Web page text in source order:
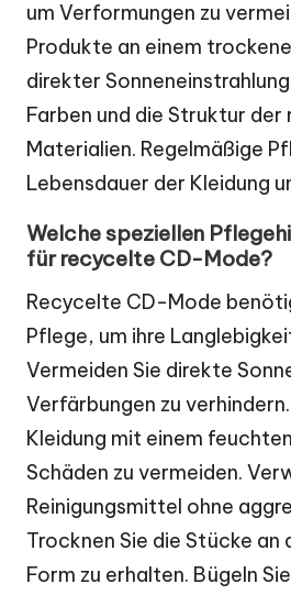
um Verformungen zu
Produkte an einem
direkter
Farben und die Struktur
Materialien. Regelmäßige
Lebensdauer der Kleidung
Welche speziellen
für recycelte CD-Mode?
Recycelte CD-Mode
Pflege, um ihre
Vermeiden Sie direkte
Verfärbungen zu
Kleidung mit einem
Schäden zu vermeiden.
Reinigungsmittel ohne
Trocknen Sie die Stücke an
Form zu erhalten. Bügeln